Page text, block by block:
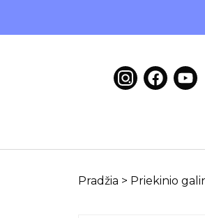
Pradžia > Priekinio